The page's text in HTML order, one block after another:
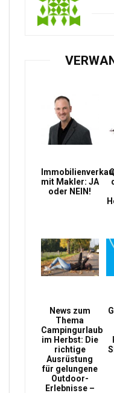
mit Makler: JA
oder NEIN!
News zum
Thema
Campingurlaub
im Herbst: Die
richtige
Ausrüstung
für gelungene
Outdoor-
Erlebnisse –